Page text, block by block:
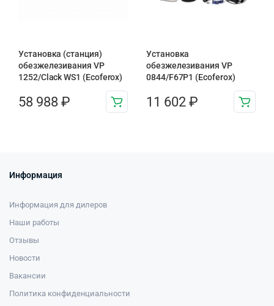
Установка (станция)
обезжелезивания VP
1252/Clack WS1 (Ecoferox)
58 988 ₽
Установка
обезжелезивания VP
0844/F67P1 (Ecoferox)
11 602 ₽
Информация
Информация для дилеров
Наши работы
Отзывы
Новости
Вакансии
Политика конфиденциальности